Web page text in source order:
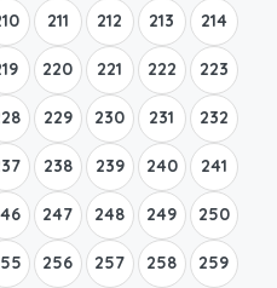
211 212 213 214
220 221 222 223
229 230 231 232
238 239 240 241
247 248 249 250
256 257 258 259